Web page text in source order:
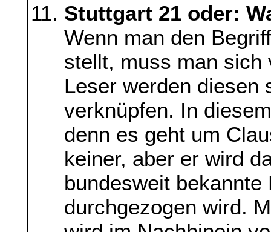
Stuttgart 21 oder:
Wenn man den
stellt, muss man sich
Leser werden diesen
verknüpfen. In
denn es geht um
keiner, aber er wird
bundesweit
durchgezogen wird.